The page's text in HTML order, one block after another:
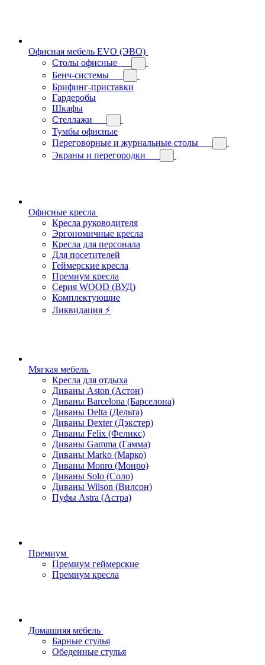
Офисная мебель EVO (ЭВО)
Cтолы офисные
Бенч-системы
Брифинг-приставки
Гардеробы
Шкафы
Стеллажи
Тумбы офисные
Переговорные и журнальные столы
Экраны и перегородки
Офисные кресла
Кресла руководителя
Эргономичные кресла
Кресла для персонала
Для посетителей
Геймерские кресла
Премиум кресла
Серия WOOD (ВУД)
Комплектующие
Ликвидация ⚡
Мягкая мебель
Кресла для отдыха
Диваны Aston (Астон)
Диваны Barcelona (Барселона)
Диваны Delta (Дельта)
Диваны Dexter (Дэкстер)
Диваны Felix (Феликс)
Диваны Gamma (Гамма)
Диваны Marko (Марко)
Диваны Monro (Монро)
Диваны Solo (Соло)
Диваны Wilson (Вилсон)
Пуфы Astra (Астра)
Премиум
Премиум геймерские
Премиум кресла
Домашняя мебель
Барные стулья
Обеденные стулья